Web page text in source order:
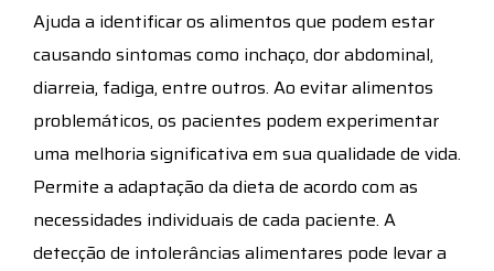
Ajuda a identificar os alimentos que podem estar
causando sintomas como inchaço, dor abdominal,
diarreia, fadiga, entre outros. Ao evitar alimentos
problemáticos, os pacientes podem experimentar
uma melhoria significativa em sua qualidade de vida.
Permite a adaptação da dieta de acordo com as
necessidades individuais de cada paciente. A
detecção de intolerâncias alimentares pode levar a